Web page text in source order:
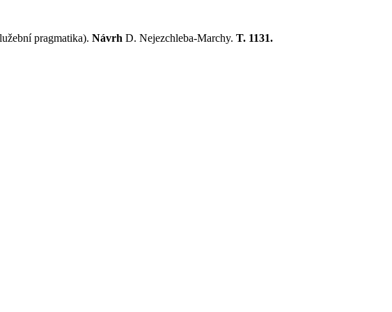
pragmatika). Návrh D. Nejezchleba-Marchy. T. 1131.